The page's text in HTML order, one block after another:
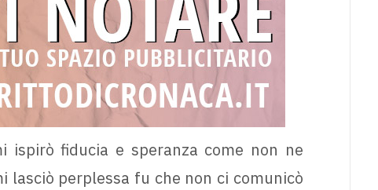
fiducia e speranza come non ne
lasciò perplessa fu che non ci comunicò